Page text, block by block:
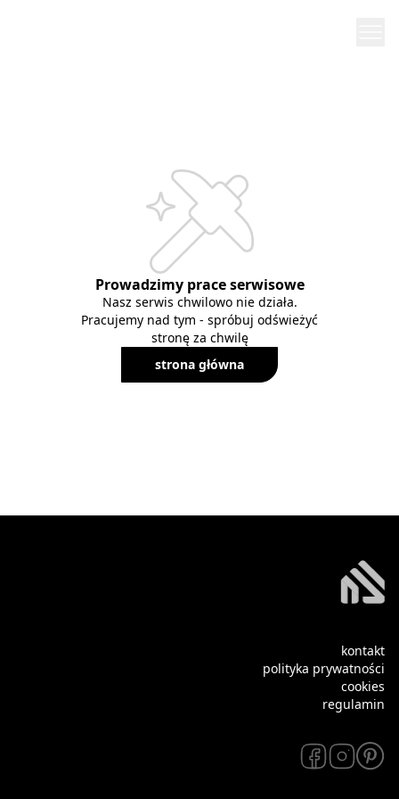
Prowadzimy prace serwisowe
Nasz serwis chwilowo nie działa.
Pracujemy nad tym - spróbuj odświeżyć
stronę za chwilę
strona główna
kontakt
polityka prywatności
cookies
regulamin